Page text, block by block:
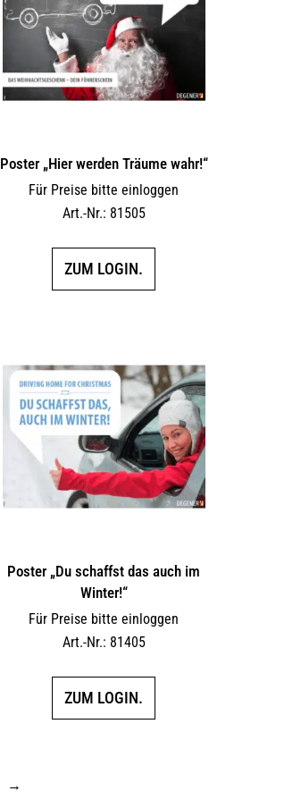
Poster „Hier werden Träume wahr!“
Für Preise bitte einloggen
Art.-Nr.: 81505
ZUM LOGIN.
Poster „Du schaffst das auch im
Winter!“
Für Preise bitte einloggen
Art.-Nr.: 81405
ZUM LOGIN.
→